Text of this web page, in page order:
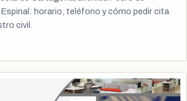
horario, teléfono y cómo pedir cita
civil.